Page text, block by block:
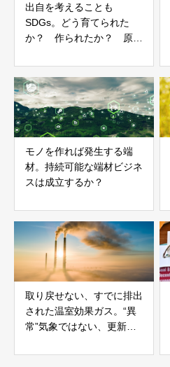
出自を考えることも
SDGs。どう育てられた
か？ 作られたか？ 原料
ば卵。
モノを作れば発生する端
材。持続可能な端材ビジネ
スは成立するか？
取り戻せない、すでに排出
された温室効果ガス。“異
常”気象ではない、更新さ